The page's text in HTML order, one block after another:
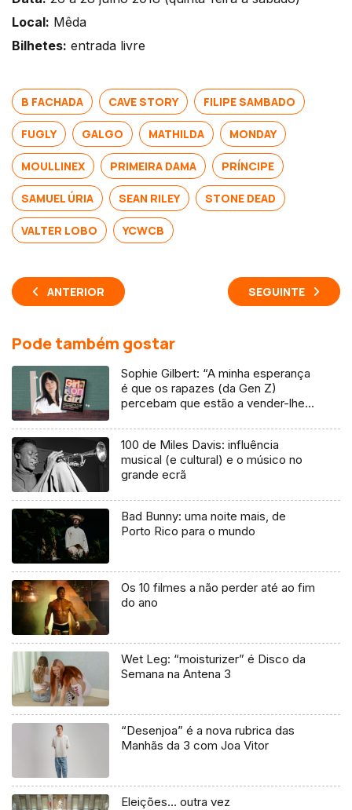
Local: Mêda
Bilhetes: entrada livre
B FACHADA CAVE STORY FILIPE SAMBADO
FUGLY GALGO MATHILDA MONDAY
MOULLINEX PRIMEIRA DAMA PRÍNCIPE
SAMUEL ÚRIA SEAN RILEY STONE DEAD
VALTER LOBO YCWCB
ANTERIOR SEGUINTE
Pode também gostar
Sophie Gilbert: “A minha esperança
é que os rapazes (da Gen Z)
percebam que estão a vender-lhes
100 de Miles Davis: influência
musical (e cultural) e o músico no
grande ecrã
Bad Bunny: uma noite mais, de
Porto Rico para o mundo
Os 10 filmes a não perder até ao fim
do ano
Wet Leg: “moisturizer” é Disco da
Semana na Antena 3
“Desenjoa” é a nova rubrica das
Manhãs da 3 com Joa Vitor
Eleições… outra vez